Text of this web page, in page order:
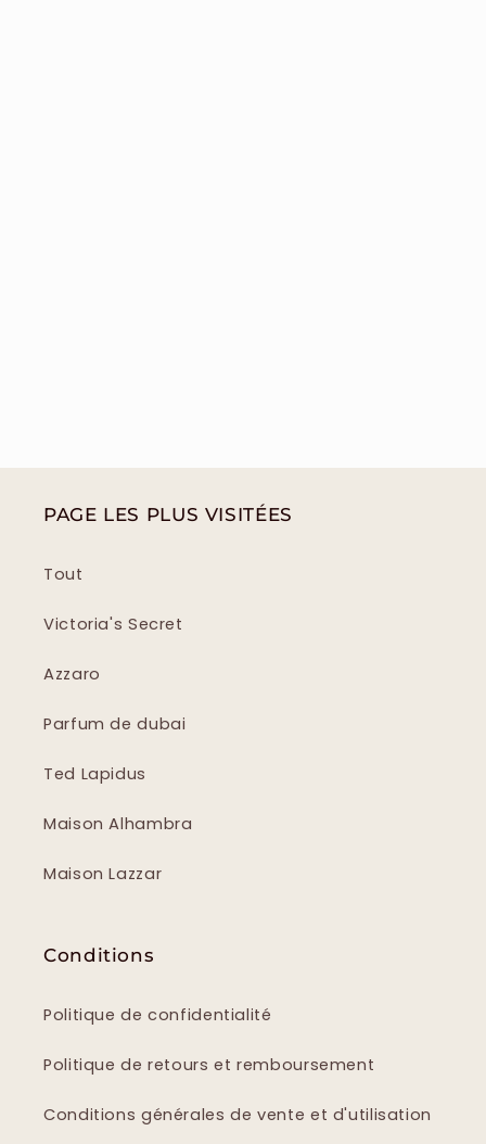
PAGE LES PLUS VISITÉES
Tout
Victoria's Secret
Azzaro
Parfum de dubai
Ted Lapidus
Maison Alhambra
Maison Lazzar
Conditions
Politique de confidentialité
Politique de retours et remboursement
Conditions générales de vente et d'utilisation